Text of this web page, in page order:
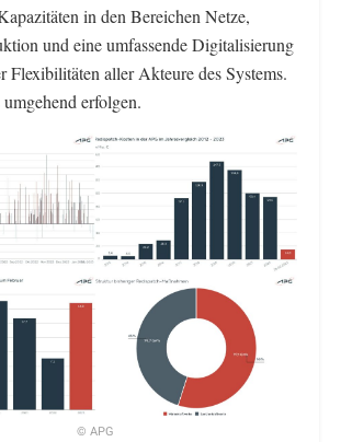
in den Bereichen Netze,
und eine umfassende Digitalisierung
Flexibilitäten aller Akteure des Systems.
erfolgen.
© APG